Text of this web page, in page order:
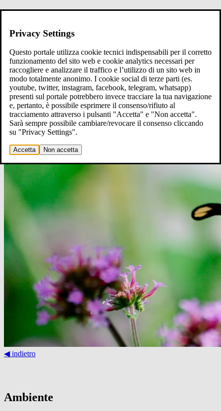
Ci raccontiamo
◀︎ indietro
Ambiente
Privacy Settings
Questo portale utilizza cookie tecnici indispensabili per il corretto
funzionamento del sito web e cookie analytics necessari per
raccogliere e analizzare il traffico e l’utilizzo di un sito web in
modo totalmente anonimo. I cookie social di terze parti (es.
youtube, twitter, instagram, facebook, telegram, whatsapp)
presenti sul portale potrebbero invece tracciare la tua navigazione
e, pertanto, è possibile esprimere il consenso/rifiuto al
tracciamento attraverso i pulsanti "Accetta" e "Non accetta".
Sarà sempre possibile cambiare/revocare il consenso cliccando
su "Privacy Settings".
Accetta Non accetta